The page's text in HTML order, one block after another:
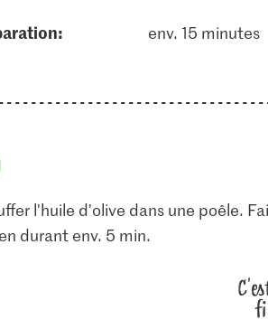
env. 15 minutes
l'huile d'olive dans une poêle.
durant env. 5 min.